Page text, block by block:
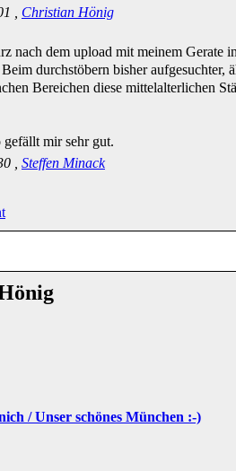
, Christian Hönig
nach dem upload mit meinem Gerate
durchstöbern bisher aufgesuchter,
Bereichen diese mittelalterlichen
gefällt mir sehr gut.
, Steffen Minack
/ Unser schönes München :-)